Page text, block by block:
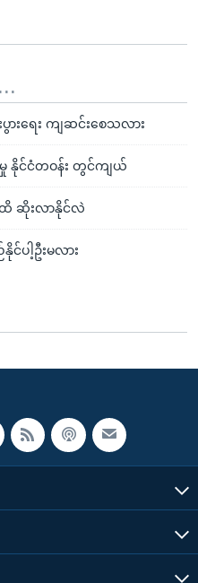
ရေး ကျဆင်းစေသလား
င်ငံတဝန်း တွင်ကျယ်
ဆိုးလာနိုင်လဲ
ပါ့ဦးမလား